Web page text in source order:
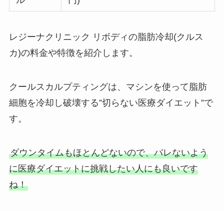
レジーナクリニック リボディの脂肪冷却(クルス
カ)の料金や特徴を紹介します。
クールスカルプティングは、マシンを使って脂肪
細胞を冷却し破壊する”切らない医療ダイエット”で
す。
ダウンタイムもほとんどないので、バレないよう
に医療ダイエットに挑戦したい人にも良いです
ね！